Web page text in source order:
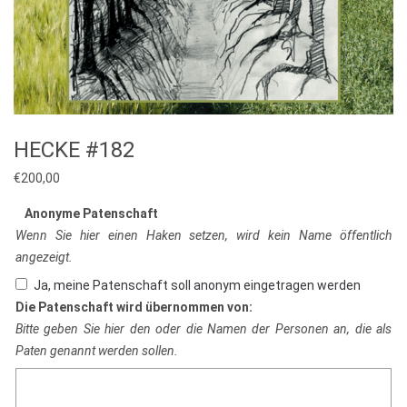
HECKE #182
€200,00
Anonyme Patenschaft
Wenn Sie hier einen Haken setzen, wird kein Name öffentlich
angezeigt.
Ja, meine Patenschaft soll anonym eingetragen werden
Die Patenschaft wird übernommen von:
Bitte geben Sie hier den oder die Namen der Personen an, die als
Paten genannt werden sollen.